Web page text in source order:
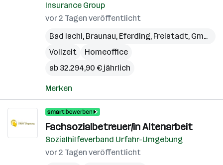
Insurance Group
vor 2 Tagen veröffentlicht
Bad Ischl, Braunau, Eferding, Freistadt, Gmunden
Vollzeit
Homeoffice
ab 32.294,90 € jährlich
Merken
Fachsozialbetreuer/in Altenarbeit
Sozialhilfeverband Urfahr-Umgebung
vor 2 Tagen veröffentlicht